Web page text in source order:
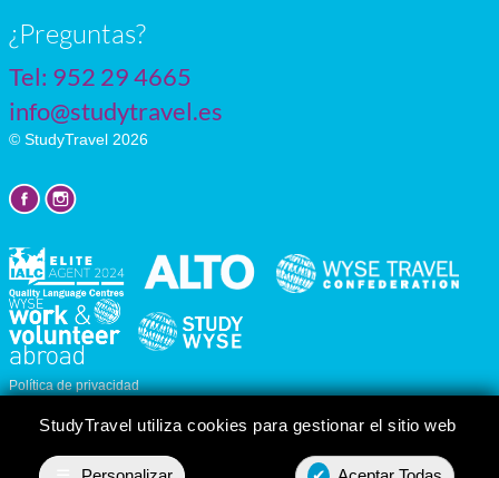
StudyTravel utiliza cookies para gestionar el sitio web
¿Preguntas?
Tel: 952 29 4665
info@studytravel.es
© StudyTravel 2026
Política de privacidad